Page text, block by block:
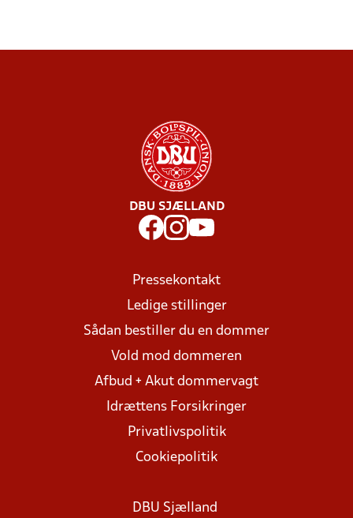
DBU SJÆLLAND
Pressekontakt
Ledige stillinger
Sådan bestiller du en dommer
Vold mod dommeren
Afbud + Akut dommervagt
Idrættens Forsikringer
Privatlivspolitik
Cookiepolitik
DBU Sjælland